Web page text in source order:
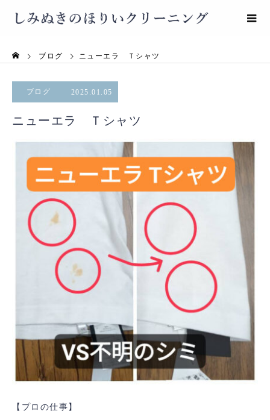
ブログ ニューエラ Ｔシャツ
ブログ 2025.01.05
ニューエラ Ｔシャツ
【プロの仕事】